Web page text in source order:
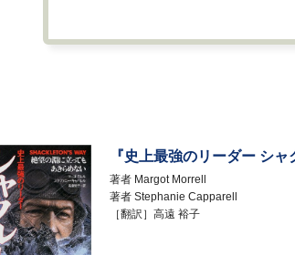
『史上最強のリーダー シ
著者 Margot Morrell
著者 Stephanie Capparell
［翻訳］高遠 裕子